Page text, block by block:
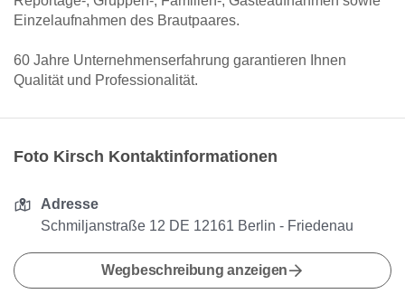
Einzelaufnahmen des Brautpaares.
60 Jahre Unternehmenserfahrung garantieren Ihnen
Qualität und Professionalität.
Foto Kirsch Kontaktinformationen
Adresse
Schmiljanstraße 12 DE 12161 Berlin - Friedenau
Wegbeschreibung anzeigen